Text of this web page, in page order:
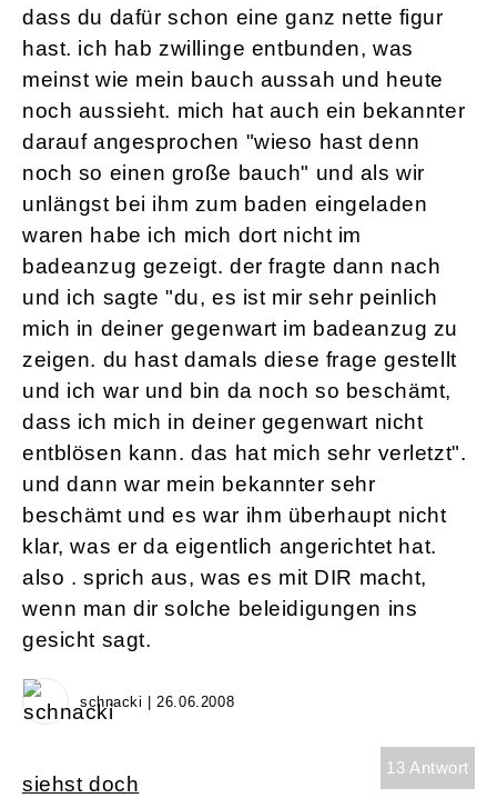
dass du dafür schon eine ganz nette figur
hast. ich hab zwillinge entbunden, was
meinst wie mein bauch aussah und heute
noch aussieht. mich hat auch ein bekannter
darauf angesprochen "wieso hast denn
noch so einen große bauch" und als wir
unlängst bei ihm zum baden eingeladen
waren habe ich mich dort nicht im
badeanzug gezeigt. der fragte dann nach
und ich sagte "du, es ist mir sehr peinlich
mich in deiner gegenwart im badeanzug zu
zeigen. du hast damals diese frage gestellt
und ich war und bin da noch so beschämt,
dass ich mich in deiner gegenwart nicht
entblösen kann. das hat mich sehr verletzt".
und dann war mein bekannter sehr
beschämt und es war ihm überhaupt nicht
klar, was er da eigentlich angerichtet hat.
also . sprich aus, was es mit DIR macht,
wenn man dir solche beleidigungen ins
gesicht sagt.
schnacki | 26.06.2008
13 Antwort
siehst doch